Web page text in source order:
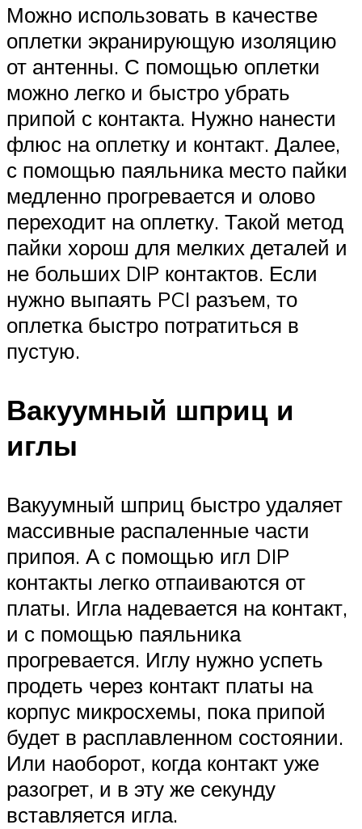
Можно использовать в качестве
оплетки экранирующую изоляцию
от антенны. С помощью оплетки
можно легко и быстро убрать
припой с контакта. Нужно нанести
флюс на оплетку и контакт. Далее,
с помощью паяльника место пайки
медленно прогревается и олово
переходит на оплетку. Такой метод
пайки хорош для мелких деталей и
не больших DIP контактов. Если
нужно выпаять PCI разъем, то
оплетка быстро потратиться в
пустую.
Вакуумный шприц и
иглы
Вакуумный шприц быстро удаляет
массивные распаленные части
припоя. А с помощью игл DIP
контакты легко отпаиваются от
платы. Игла надевается на контакт,
и с помощью паяльника
прогревается. Иглу нужно успеть
продеть через контакт платы на
корпус микросхемы, пока припой
будет в расплавленном состоянии.
Или наоборот, когда контакт уже
разогрет, и в эту же секунду
вставляется игла.